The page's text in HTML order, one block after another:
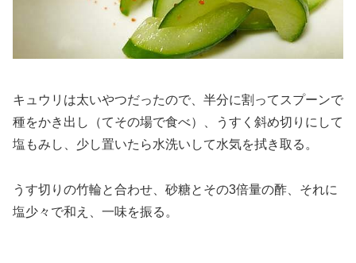
キュウリは太いやつだったので、半分に割ってスプーンで
種をかき出し（てその場で食べ）、うすく斜め切りにして
塩もみし、少し置いたら水洗いして水気を拭き取る。
うす切りの竹輪と合わせ、砂糖とその3倍量の酢、それに
塩少々で和え、一味を振る。